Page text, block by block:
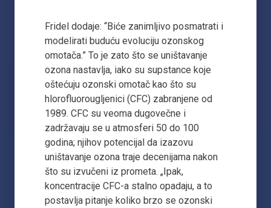
Fridel dodaje: “Biće zanimljivo posmatrati i
modelirati buduću evoluciju ozonskog
omotača.” To je zato što se uništavanje
ozona nastavlja, iako su supstance koje
oštećuju ozonski omotač kao što su
hlorofluorougljenici (CFC) zabranjene od
1989. CFC su veoma dugovečne i
zadržavaju se u atmosferi 50 do 100
godina; njihov potencijal da izazovu
uništavanje ozona traje decenijama nakon
što su izvučeni iz prometa. „Ipak,
koncentracije CFC-a stalno opadaju, a to
postavlja pitanje koliko brzo se ozonski